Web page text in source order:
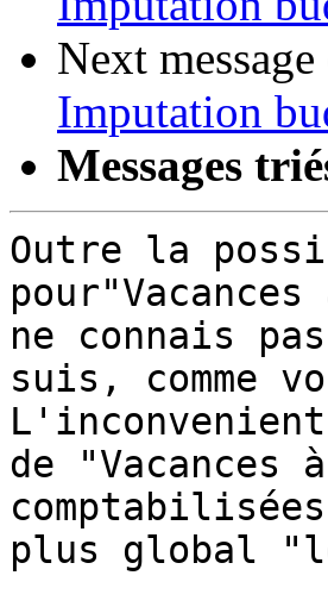
Next
Imputation
Messages
Outre la
ne connais
suis, comme
de "Vacances
plus global